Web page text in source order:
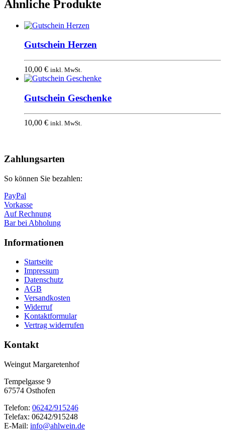
Ähnliche Produkte
Gutschein Herzen
10,00 € inkl. MwSt.
Gutschein Geschenke
10,00 € inkl. MwSt.
oben
Zahlungsarten
So können Sie bezahlen:
PayPal
Vorkasse
Auf Rechnung
Bar bei Abholung
Informationen
Startseite
Impressum
Datenschutz
AGB
Versandkosten
Widerruf
Kontaktformular
Vertrag widerrufen
Kontakt
Weingut Margaretenhof
Tempelgasse 9
67574 Osthofen
Telefon: 06242/915246
Telefax: 06242/915248
E-Mail: info@ahlwein.de